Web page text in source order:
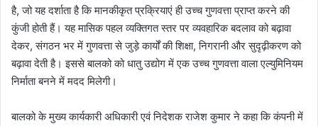
है, जो यह दर्शाता है कि मानकीकृत प्रक्रियाएं ही उच्च गुणवत्ता प्राप्त करने की
कुंजी होती हैं। यह मासिक पहल व्यक्तिगत स्तर पर व्यवहारिक बदलाव को बढ़ावा
देकर, संगठन भर में गुणवत्ता से जुड़े कार्यों की शिक्षा, निगरानी और सुदृढ़ीकरण को
बढ़ावा देती है। इससे बालको को धातु उद्योग में एक उच्च गुणवत्ता वाला एल्युमिनियम
निर्माता बनने में मदद मिलेगी।
बालको के मुख्य कार्यकारी अधिकारी एवं निदेशक राजेश कुमार ने कहा कि कंपनी में